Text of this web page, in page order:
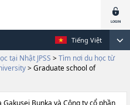
Tiếng Việt
tại Nhật JPSS > Tìm nơi du học từ
> Graduate school of
Bunka và Công ty cổ phần